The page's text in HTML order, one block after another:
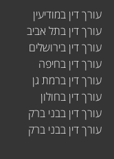
עורך דין במודיעין
עורך דין בתל אביב
עורך דין בירושלים
עורך דין בחיפה
עורך דין ברמת גן
עורך דין בחולון
עורך דין בבני ברק
עורך דין בבני ברק